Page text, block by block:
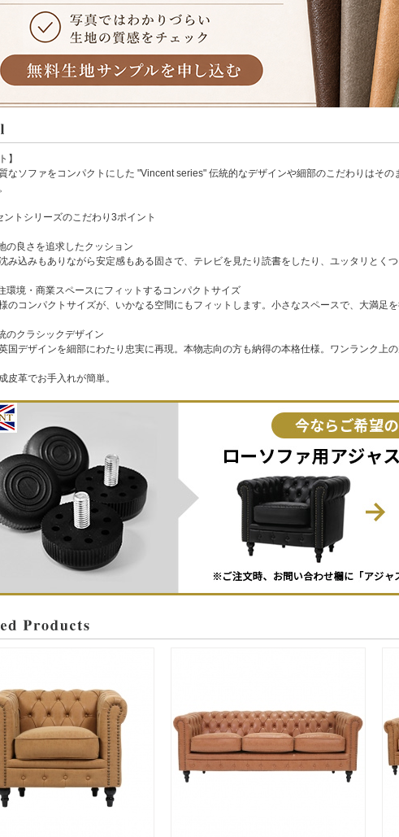
】
なソファをコンパクトにした "Vincent series" 伝統的なデザインや細部のこだわりはそ
ントシリーズのこだわり3ポイント
の良さを追求したクッション
み込みもありながら安定感もある固さで、テレビを見たり読書をしたり、ユッタリとくつ
環境・商業スペースにフィットするコンパクトサイズ
のコンパクトサイズが、いかなる空間にもフィットします。小さなスペースで、大満足を
のクラシックデザイン
国デザインを細部にわたり忠実に再現。本物志向の方も納得の本格仕様。ワンランク上の
皮革でお手入れが簡単。